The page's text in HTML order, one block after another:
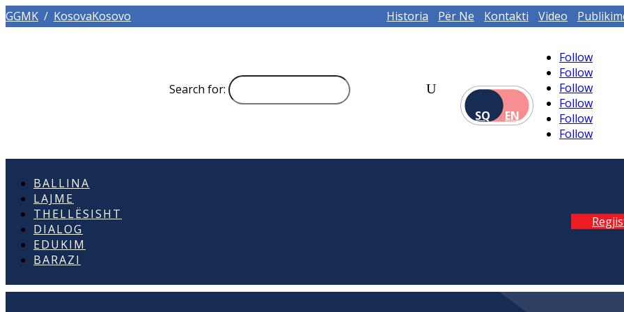
GGMK / KosovaKosovo Historia Për Ne Kontakti Video
Search for:
SQ
EN
Follow
Follow
Follow
Follow
Follow
Follow
BALLINA
LAJME
THELLËSISHT
DIALOG
EDUKIM
BARAZI